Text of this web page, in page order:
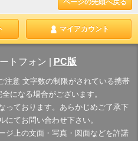
ページの先頭へ戻る
マイアカウント
トフォン PC版
注意 文字数の制限がされている携帯
になる場合がございます。
っております。あらかじめご了承下
にてお問い合わせ下さい。
上の文面・写真・図面などを許諾